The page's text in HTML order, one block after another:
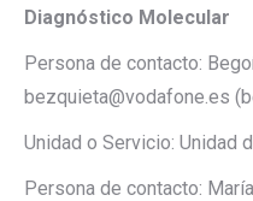
Diagnóstico Molecular
Persona de contacto:
bezquieta@vodafone.es
Unidad o Servicio: Unidad
Persona de contacto: